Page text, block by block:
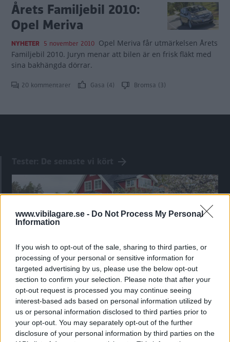
www.vibilagare.se - Do Not Process My Personal
Information
If you wish to opt-out of the sale, sharing to third parties, or
processing of your personal or sensitive information for
targeted advertising by us, please use the below opt-out
section to confirm your selection. Please note that after your
opt-out request is processed you may continue seeing
interest-based ads based on personal information utilized by
us or personal information disclosed to third parties prior to
your opt-out. You may separately opt-out of the further
disclosure of your personal information by third parties on the
Årets Familjebil 2010:
Opel Meriva
NYHETER 5 november 2010 Opel Meriva får utmärkelsen Årets
Familjebil 2010. Juryn menar att bilen är en frisk fläkt med
sina bakhängda dörrar.
20 kommentarer Gasa (4) Bromsa (3)
Kia utmanar i kombiklassen – blir omkörd
av ”gamlingen”
Nykomlingen fälls av en besvärande nackdel.